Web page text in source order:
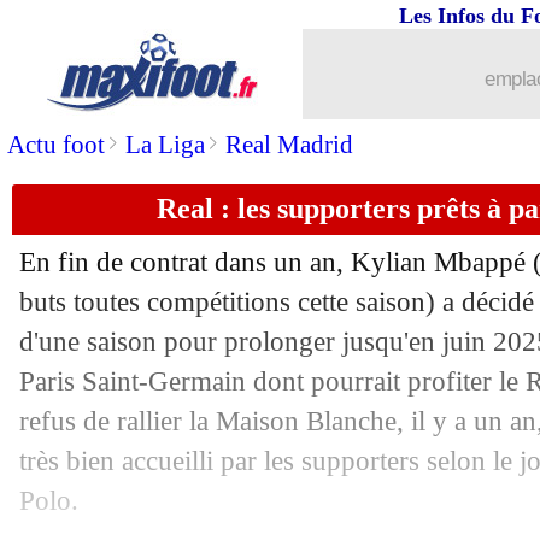
Actu foot> La Liga> Real Madrid
Les Infos du
Real : les supporters prêts à
En fin de contrat dans un an, Kylian Mbappé
buts toutes compétitions cette saison) a
d'une saison pour prolonger jusqu'en juin
Paris Saint-Germain dont pourrait profiter le
refus de rallier la Maison Blanche, il y a un
très bien accueilli par les supporters selon le
Polo.
: Nagelsmann, une question de
14/06 TFC: c'est terminé pour Montanier
: Cortes, c'est confirmé
14/06 Lorient: des discussions avec
14/06 PSG: deux clubs sur Galtier
14/06 Brighton : Milner signe un an
14/06 Nantes: Simon garde la cote
14/06